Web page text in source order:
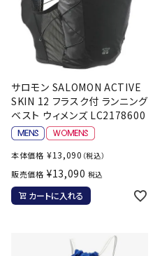
サロモン SALOMON ACTIVE
SKIN 12 フラスク付 ランニング
ベスト ウィメンズ LC2178600
本体価格 ¥13,090 （税込）
販売価格 ¥13,090 税込
カートに入れる